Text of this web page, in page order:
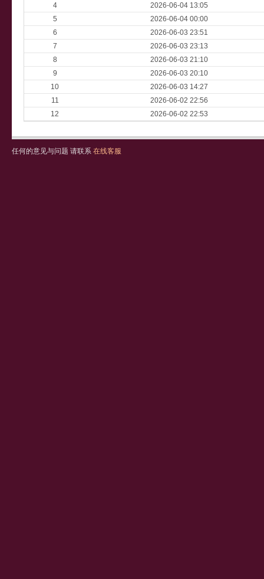
4
2026-06-04 13:05
5
2026-06-04 00:00
6
2026-06-03 23:51
7
2026-06-03 23:13
8
2026-06-03 21:10
9
2026-06-03 20:10
10
2026-06-03 14:27
11
2026-06-02 22:56
12
2026-06-02 22:53
任何的意见与问题 请联系 在线客服